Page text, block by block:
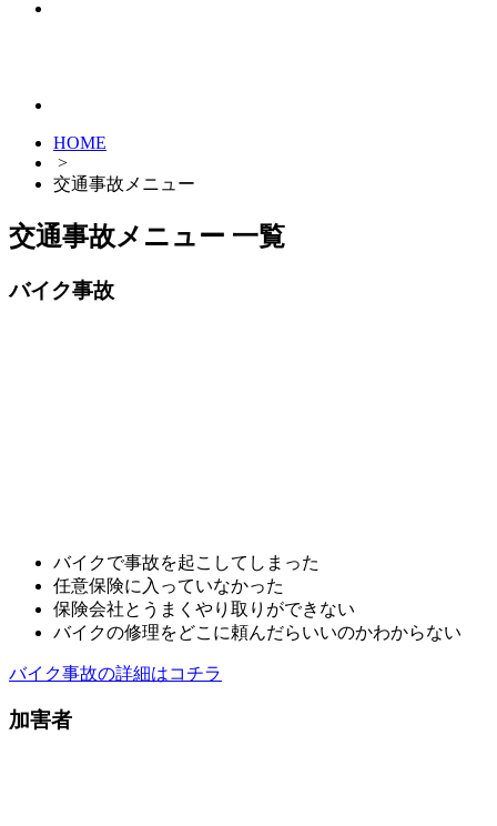
HOME
>
交通事故メニュー
交通事故メニュー 一覧
バイク事故
バイクで事故を起こしてしまった
任意保険に入っていなかった
保険会社とうまくやり取りができない
バイクの修理をどこに頼んだらいいのかわからない
バイク事故の詳細はコチラ
加害者